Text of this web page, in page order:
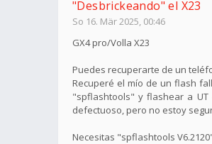
"Desbrickeando" el X23
So 16. Mär 2025, 00:46
GX4 pro/Volla X23
Puedes recuperarte de un
Recuperé el mío de un flash
"spflashtools" y flashear a
defectuoso, pero no estoy
Necesitas "spflashtools